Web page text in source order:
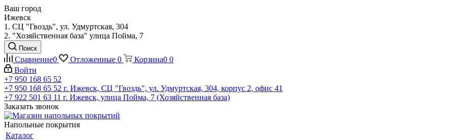
Ваш город
Ижевск
1. СЦ "Гвоздь", ул. Удмуртская, 304
2. "Хозяйственная база" улица Пойма, 7
Поиск
Сравнение0 Отложенные 0 Корзина0 0
Войти
+7 950 168 65 52
+7 950 168 65 52 г. Ижевск, СЦ "Гвоздь", ул. Удмуртская, 304, корпус 2, офис 41
+7 922 501 63 11 г. Ижевск, улица Пойма, 7 (Хозяйственная база)
Заказать звонок
Напольные покрытия
Каталог